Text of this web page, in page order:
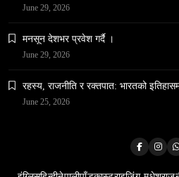
हनुमान जयन्ती
June 29, 2026
मनसून देशभर प्रवेश गर्दै ।
June 29, 2026
रहस्य, राजनीति र रक्तपात: भारतको
June 25, 2026